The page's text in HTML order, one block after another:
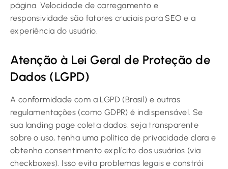
página. Velocidade de carregamento e
responsividade são fatores cruciais para SEO e a
experiência do usuário.
Atenção à Lei Geral de Proteção de
Dados (LGPD)
A conformidade com a LGPD (Brasil) e outras
regulamentações (como GDPR) é indispensável. Se
sua landing page coleta dados, seja transparente
sobre o uso, tenha uma política de privacidade clara e
obtenha consentimento explícito dos usuários (via
checkboxes). Isso evita problemas legais e constrói